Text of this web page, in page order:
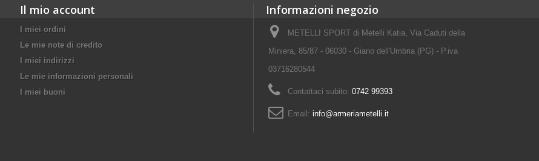
Il mio account
I miei ordini
Le mie note di credito
I miei indirizzi
Le mie informazioni personali
I miei buoni
Informazioni negozio
METELLI SPORT di Metelli Katia, Via Caduti della
Miniera, 85/87 - 06030 - Giano dell'Umbria (PG) - P.iva
03716280544
Contattaci subito: 0742 99393
Email: info@armeriametelli.it